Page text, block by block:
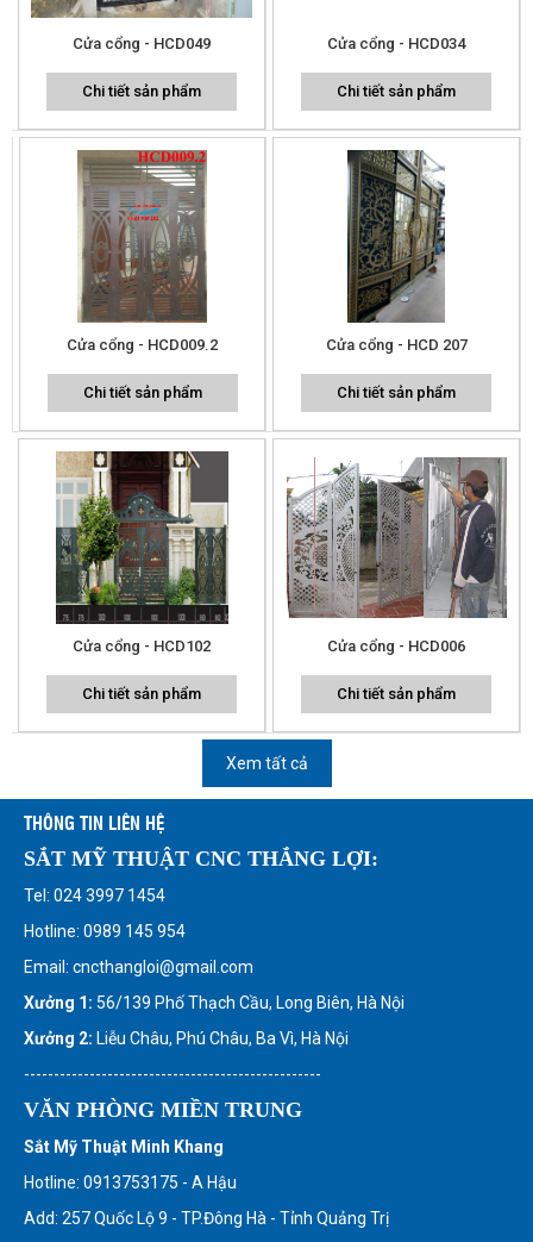
Cửa cổng - HCD049
Chi tiết sản phẩm
Cửa cổng - HCD034
Chi tiết sản phẩm
Cửa cổng - HCD009.2
Chi tiết sản phẩm
Cửa cổng - HCD 207
Chi tiết sản phẩm
Cửa cổng - HCD102
Chi tiết sản phẩm
Cửa cổng - HCD006
Chi tiết sản phẩm
Xem tất cả
THÔNG TIN LIÊN HỆ
SẮT MỸ THUẬT CNC THẮNG LỢI:
Tel: 024 3997 1454
Hotline: 0989 145 954
Email: cncthangloi@gmail.com
Xưởng 1: 56/139 Phố Thạch Cầu, Long Biên, Hà Nội
Xưởng 2: Liễu Châu, Phú Châu, Ba Vì, Hà Nội
--------------------------------------------------
VĂN PHÒNG MIỀN TRUNG
Sắt Mỹ Thuật Minh Khang
Hotline: 0913753175 - A Hậu
Add: 257 Quốc Lộ 9 - TP.Đông Hà - Tỉnh Quảng Trị